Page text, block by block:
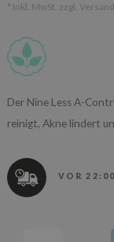
* Inkl. MwSt. zzgl.
Der Nine Less A-
reinigt, Akne lindert
VOR